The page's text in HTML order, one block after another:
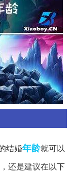
结婚年龄就可以
，还是建议在以下